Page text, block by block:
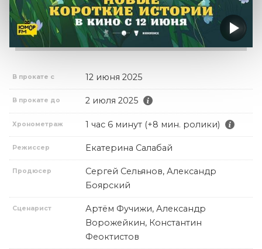
В прокате с 12 июня 2025
В прокате до 2 июля 2025
Хронометраж 1 час 6 минут (+8 мин. ролики)
Режиссер Екатерина Салабай
Продюсер
Сергей Сельянов, Александр
Боярский
Сценарист
Артём Фучижи, Александр
Ворожейкин, Константин
Феоктистов